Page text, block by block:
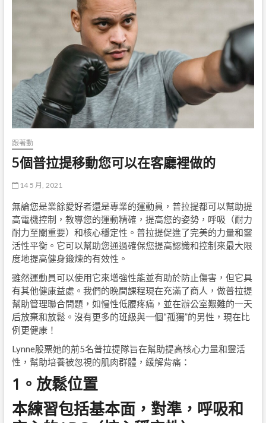
跟著動
5個普拉提移動您可以在客廳裡做的
14 5 月, 2021
無論您是業餘愛好者還是專業的運動員，普拉提都可以幫助提
高電機控制，教導您的運動精確，提高您的姿勢，呼吸（耐力
耐力至關重要）和核心穩定性。普拉提促進了完美的力量和靈
活性平衡。它可以幫助您通過確保您提高認識和控制來最大限
度地提高健身鍛煉的有效性。
雖然運動員可以使用它來增強性能並有助於防止傷害，但它具
有其他健康益處。我們的晚間課程現在充滿了商人，做普拉提
幫助管理聯合問題，如慢性低腰疼痛，並在辦公室艱難的一天
后放棄和放鬆。沒有更多的班級與一個“孤獨”的男性，現在比
例更健康！
Lynne股票她的前5名普拉提隊旨在幫助提高核心力量和靈活
性，幫助培養被忽視的肌肉群體，緩解背痛：
1。放鬆位置
本練習包括基本面，對準，呼吸和